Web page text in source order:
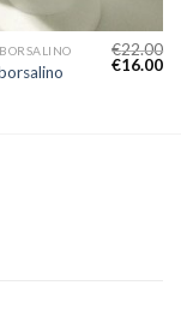
€22.00
€16.00